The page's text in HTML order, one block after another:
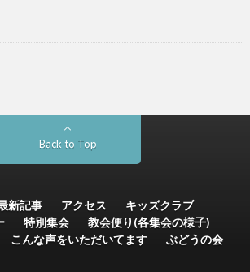
Back to Top
新記事 アクセス
キッズクラブ
特別集会
教会便り(各集会の様子)
こんな声をいただいてます ぶどうの会